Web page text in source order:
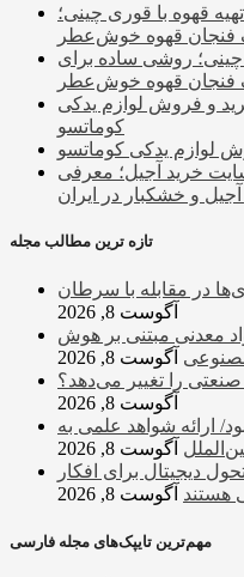
قهوه با قوری چینی؛
فنجان قهوه خوش‌عطر
چینی؛ روشی ساده برای
فنجان قهوه خوش‌عطر
و فروش لوازم یدکی
کوماتسو
لوازم یدکی کوماتسو
خرید آجیل؛ معرفی
تازه ترین مطالب مجله
در مقابله با سرطان
آگوست 8, 2026
معدنی مبتنی بر هوش
آگوست 8, 2026
را تغییر می‌دهد؟
آگوست 8, 2026
ارائه شواهد علمی به
آگوست 8, 2026
دیجیتال برای افکار
هستند آگوست 8, 2026
مهم‌ترین تایپک‌های مجله فارسی